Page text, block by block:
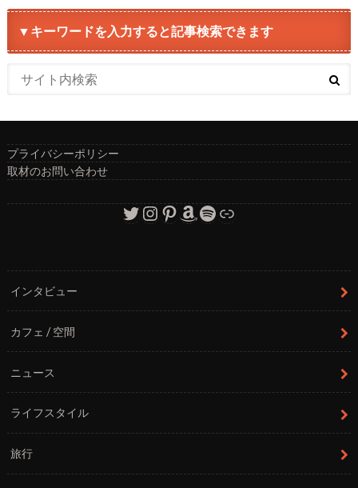
▼キーワードを入力すると記事検索できます
プライバシーポリシー
取材のお問い合わせ
Twitter
Instagram
Pinterest
Amazon
Spotify
リンク
インタビュー
カフェ / 空間
ニュース
ライフスタイル
旅行